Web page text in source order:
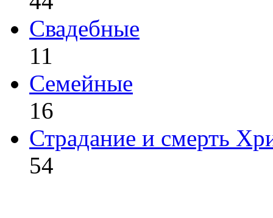
Свадебные
11
Семейные
16
Страдание и смерть
54